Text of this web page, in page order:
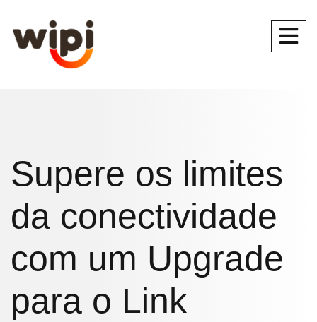
Supere os limites
da conectividade
com um Upgrade
para o Link